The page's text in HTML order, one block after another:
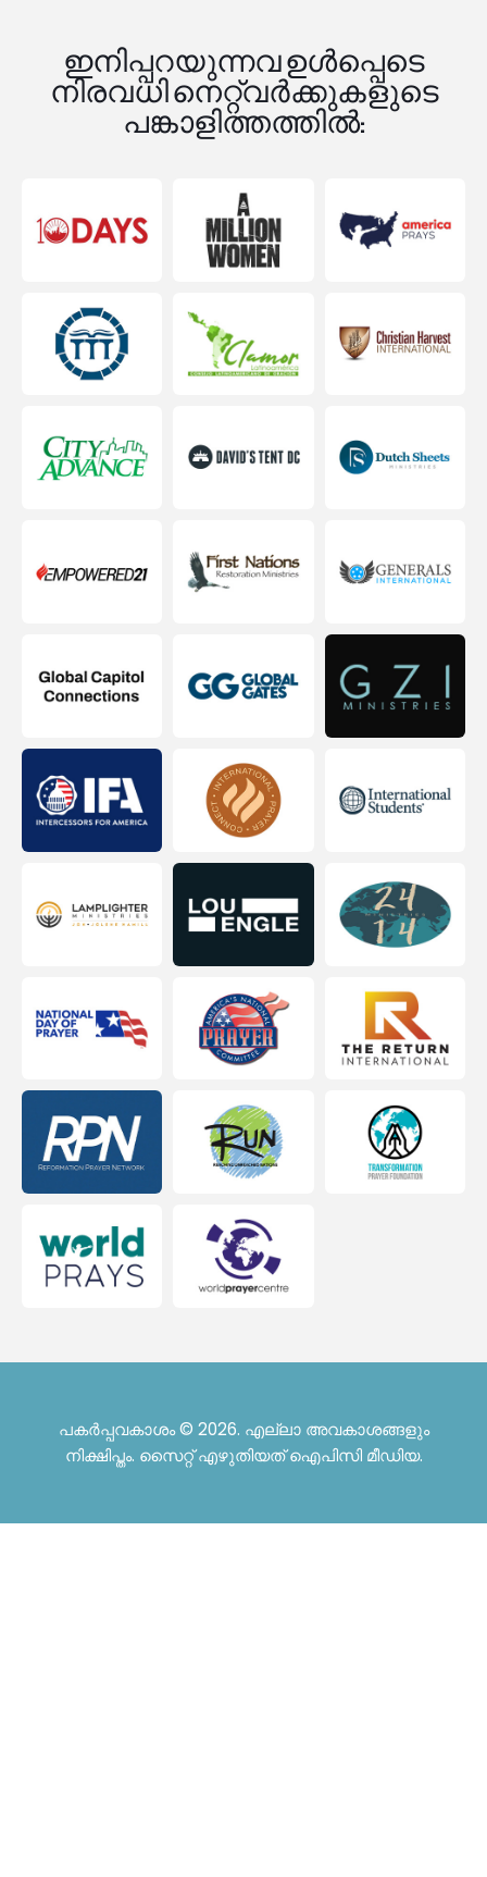
ഇനിപ്പറയുന്നവ ഉൾപ്പെടെ
നിരവധി നെറ്റ്‌വർക്കുകളുടെ
പങ്കാളിത്തത്തിൽ:
പകർപ്പവകാശം © 2026. എല്ലാ അവകാശങ്ങളും
നിക്ഷിപ്തം. സൈറ്റ് എഴുതിയത്ഐപിസി മീഡിയ.